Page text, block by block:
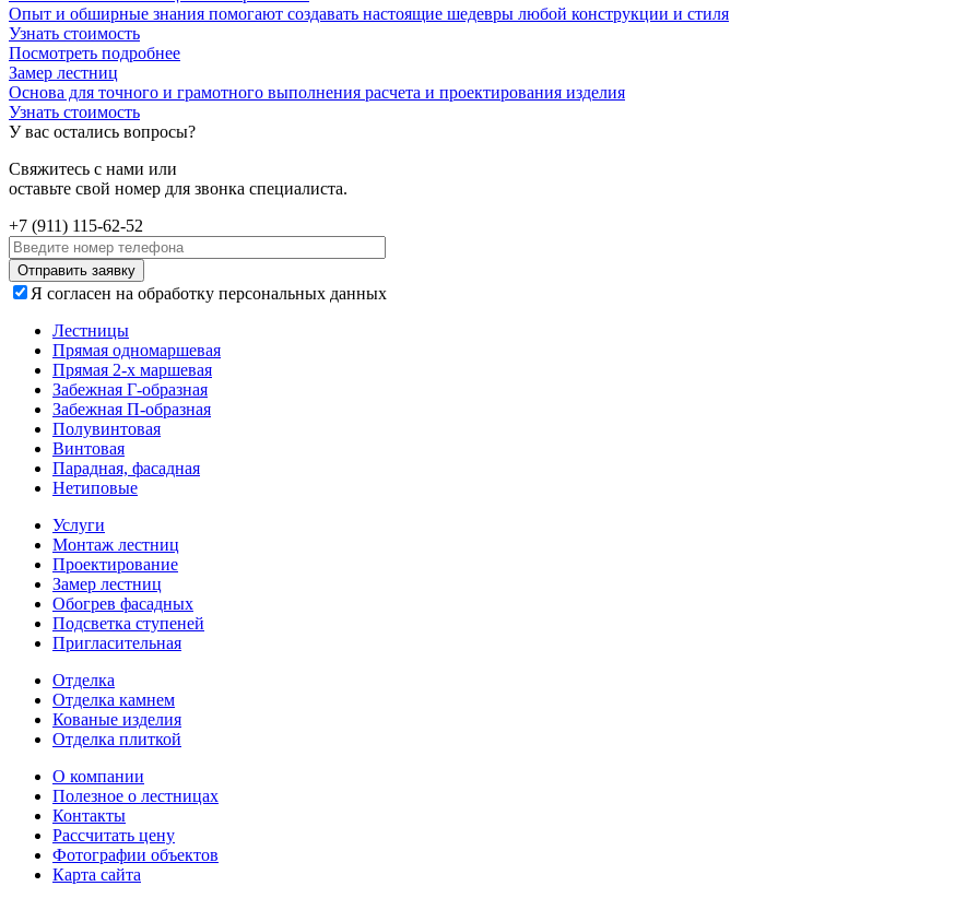
Опыт и обширные знания помогают создавать настоящие шедевры любой конструкции и стиля
Узнать стоимость
Посмотреть подробнее
Замер лестниц
Основа для точного и грамотного выполнения расчета и проектирования изделия
Узнать стоимость
У вас остались вопросы?
Свяжитесь с нами или
оставьте свой номер для звонка специалиста.
+7 (911) 115-62-52
Я согласен на обработку персональных данных
Лестницы
Прямая одномаршевая
Прямая 2-х маршевая
Забежная Г-образная
Забежная П-образная
Полувинтовая
Винтовая
Парадная, фасадная
Нетиповые
Услуги
Монтаж лестниц
Проектирование
Замер лестниц
Обогрев фасадных
Подсветка ступеней
Пригласительная
Отделка
Отделка камнем
Кованые изделия
Отделка плиткой
О компании
Полезное о лестницах
Контакты
Рассчитать цену
Фотографии объектов
Карта сайта